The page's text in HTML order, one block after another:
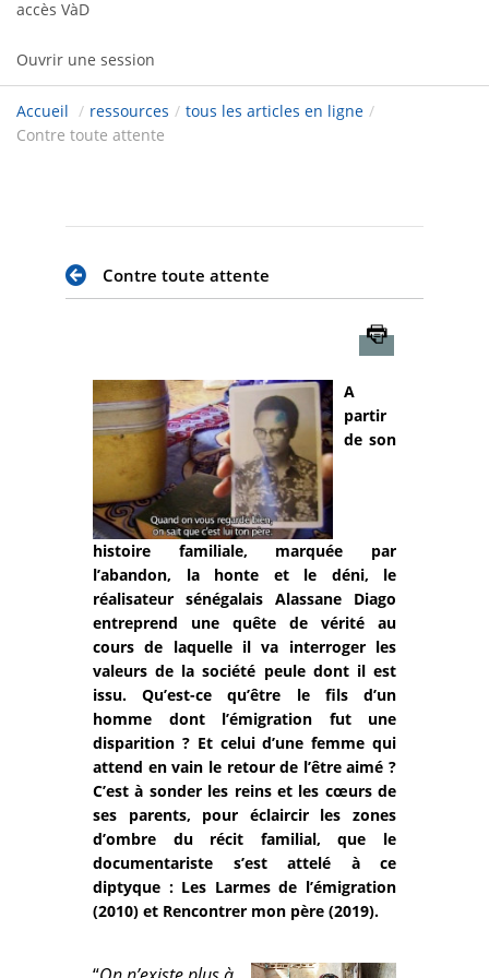
accès VàD
Ouvrir une session
Accueil / ressources / tous les articles en ligne /
Contre toute attente
Contre toute attente
A
partir
de son
histoire familiale, marquée par
l’abandon, la honte et le déni, le
réalisateur sénégalais Alassane Diago
entreprend une quête de vérité au
cours de laquelle il va interroger les
valeurs de la société peule dont il est
issu. Qu’est-ce qu’être le fils d’un
homme dont l’émigration fut une
disparition ? Et celui d’une femme qui
attend en vain le retour de l’être aimé ?
C’est à sonder les reins et les cœurs de
ses parents, pour éclaircir les zones
d’ombre du récit familial, que le
documentariste s’est attelé à ce
diptyque : Les Larmes de l’émigration
(2010) et Rencontrer mon père (2019).